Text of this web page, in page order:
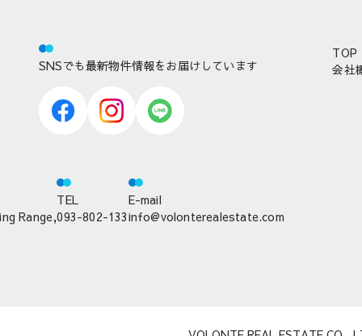
SNSでも最新物件情報をお届けしています
Range,
TEL
093-802-133
E-mail
info@volonterealestate.com
TOP
会社